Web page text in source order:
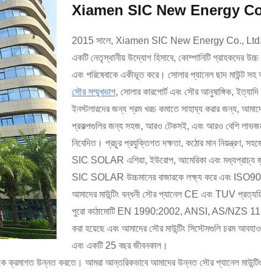
Xiamen SIC New Energy
2015 সালে, Xiamen SIC New Energy Co., Ltd.
একটি নেতৃস্থানীয় উদ্যোগ হিসাবে, কোম্পানিটি গ্রাহকদের
এবং পরিষেবাকে একীভূত করে। সোলার প্যানেল ছাদ মাউন্ট সহ
সৌর সম্মুখভাগ, সোলার কারপোর্ট এবং সৌর আনুষাঙ্গিক, ইত্যাদি
ইনস্টলারদের জন্য শ্রম খরচ কমাতে সাহায্য করার জন্য,
প্রকল্পগুলির জন্য সহজ, আরও টেকসই, এবং আরও বেশি লাভজনক
নিবেদিত। প্রচুর প্রযুক্তিগত দক্ষতা, কঠোর মান নিয়ন্ত্রণ,
SIC SOLAR এশিয়া, ইউরোপ, আমেরিকা এবং মধ্যপ্রাচ্য
SIC SOLAR উচ্চমানের বাজারকে লক্ষ্য করে এবং
আমাদের মাউন্টিং বন্ধনী সৌর প্যানেল CE এবং TUV
পুরো কাঠামোটি EN 1990:2002, ANSI, AS/NZS
করা হয়েছে এবং আমাদের সৌর মাউন্টিং সিস্টেমগুলি চরম
এবং একটি 25 বছর জীবনকাল।
উন্নত করতে। আমরা আন্তরিকভাবে আমাদের উন্নত সৌর প্যানেল